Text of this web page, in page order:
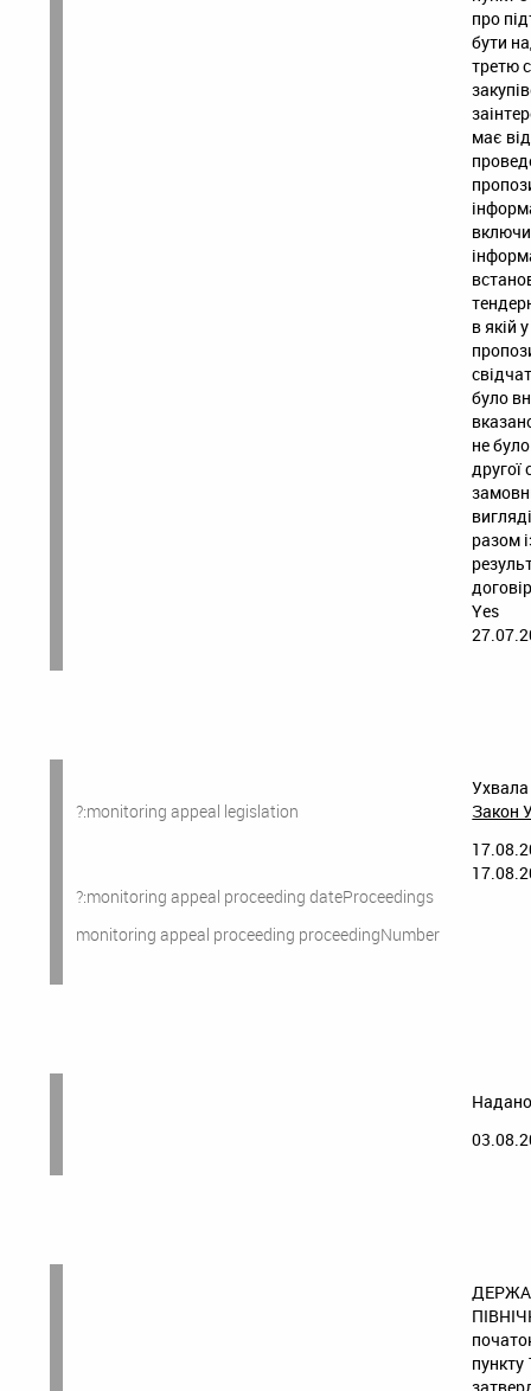
про
бути
третю
має
в якій
було
не
другої
разом
Yes
?:monitoring appeal legislation
Закон
?:monitoring appeal proceeding dateProceedings
monitoring appeal proceeding proceedingNumber